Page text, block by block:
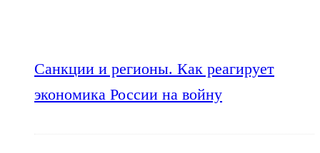
Санкции и регионы. Как реагирует
экономика России на войну